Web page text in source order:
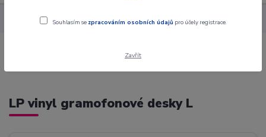
Interpret L
LP vinyl gramofonové desky L
Souhlasím se zpracováním osobních údajů pro účely registrace.
Zavřít